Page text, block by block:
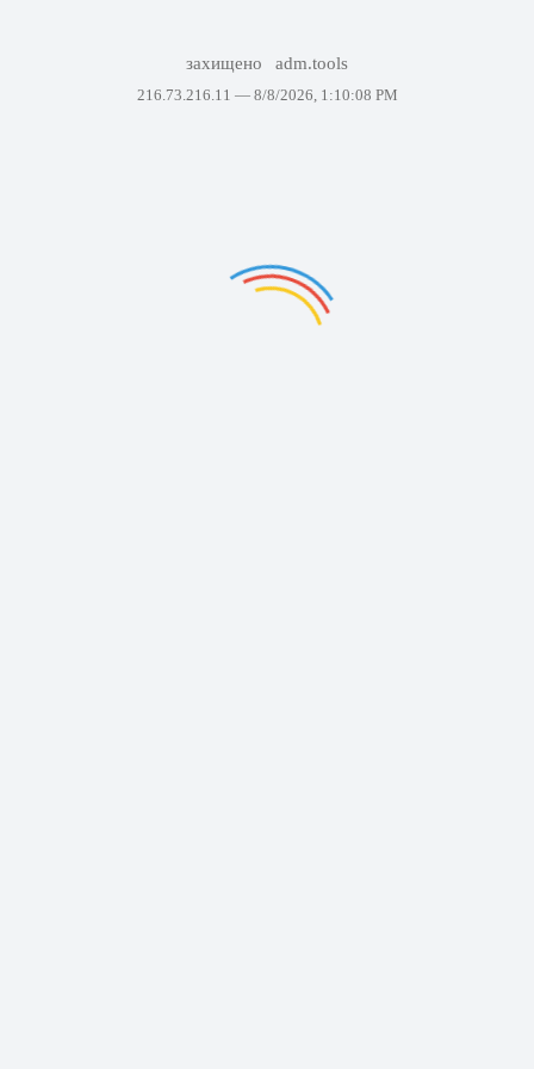
захищено adm.tools
216.73.216.11 — 8/8/2026, 1:10:08 PM